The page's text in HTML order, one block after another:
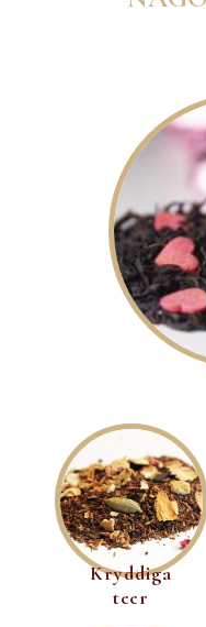
Kryddiga
teer